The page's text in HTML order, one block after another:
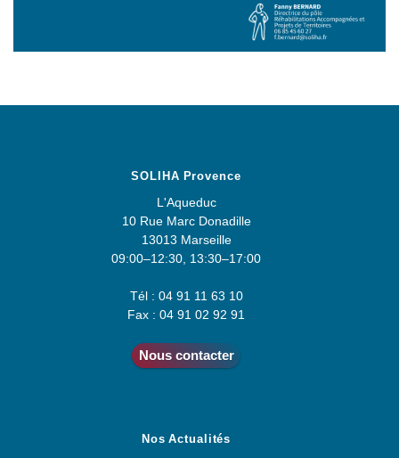
SOLIHA Provence
L'Aqueduc
10 Rue Marc Donadille
13013 Marseille
09:00–12:30, 13:30–17:00
Tél : 04 91 11 63 10
Fax : 04 91 02 92 91
Nous contacter
Nos Actualités